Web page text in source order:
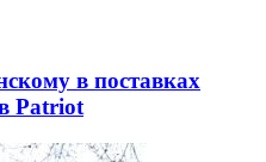
в поставках
Patriot